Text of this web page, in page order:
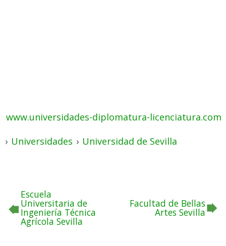
www.universidades-diplomatura-licenciatura.com
› Universidades › Universidad de Sevilla
Escuela
Universitaria de
Ingeniería Técnica
Agrícola Sevilla
Facultad de Bellas
Artes Sevilla